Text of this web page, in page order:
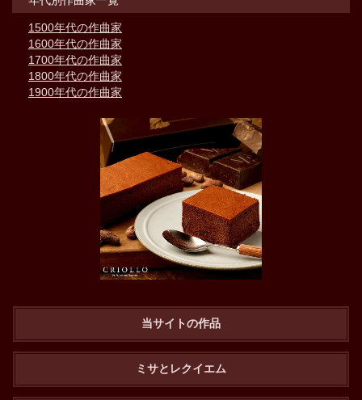
1500年代の作曲家
1600年代の作曲家
1700年代の作曲家
1800年代の作曲家
1900年代の作曲家
当サイトの作品
ミサとレクイエム